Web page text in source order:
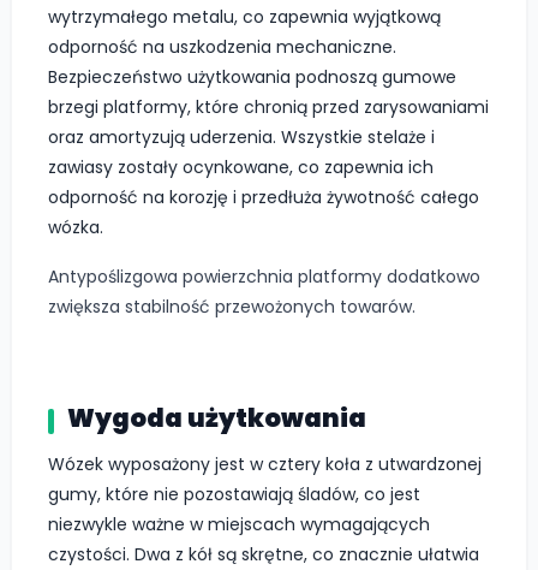
wytrzymałego metalu, co zapewnia wyjątkową
odporność na uszkodzenia mechaniczne.
Bezpieczeństwo użytkowania podnoszą gumowe
brzegi platformy, które chronią przed zarysowaniami
oraz amortyzują uderzenia. Wszystkie stelaże i
zawiasy zostały ocynkowane, co zapewnia ich
odporność na korozję i przedłuża żywotność całego
wózka.
Antypoślizgowa powierzchnia platformy dodatkowo
zwiększa stabilność przewożonych towarów.
Wygoda użytkowania
Wózek wyposażony jest w cztery koła z utwardzonej
gumy, które nie pozostawiają śladów, co jest
niezwykle ważne w miejscach wymagających
czystości. Dwa z kół są skrętne, co znacznie ułatwia